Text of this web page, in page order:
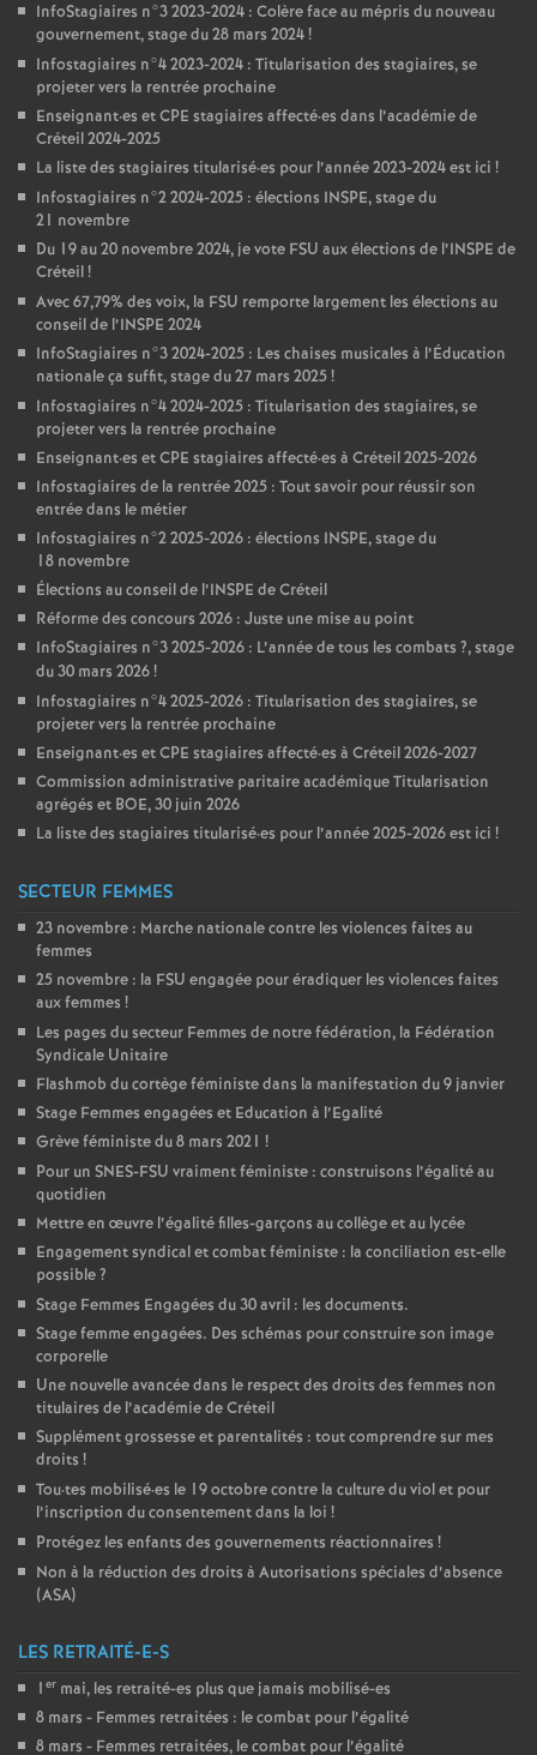
InfoStagiaires n°3 2023-2024 : Colère face au mépris du nouveau
gouvernement, stage du 28 mars 2024!
Infostagiaires n°4 2023-2024 : Titularisation des stagiaires, se
projeter vers la rentrée prochaine
Enseignant·es etCPE stagiaires affecté·es dans l’académie de
Créteil 2024-2025
La liste des stagiaires titularisé·es pour l’année 2023-2024 est ici !
Infostagiaires n°2 2024-2025 : élections INSPE, stage du
21 novembre
Du 19 au 20 novembre 2024, je vote FSU aux élections de l’INSPE de
Créteil!
Avec 67,79% des voix, la FSU remporte largement les élections au
conseil de l’INSPE 2024
InfoStagiaires n°3 2024-2025 : Les chaises musicales à l’Éducation
nationale ça suffit, stage du 27 mars 2025!
Infostagiaires n°4 2024-2025 : Titularisation des stagiaires, se
projeter vers la rentrée prochaine
Enseignant·es etCPE stagiaires affecté·es à Créteil 2025-2026
Infostagiaires de la rentrée 2025 : Tout savoir pour réussir son
entrée dans le métier
Infostagiaires n°2 2025-2026 : élections INSPE, stage du
18 novembre
Élections au conseil de l’INSPE de Créteil
Réforme des concours 2026 : Juste une mise au point
InfoStagiaires n°3 2025-2026 : L’année de tous les combats ?, stage
du 30 mars 2026!
Infostagiaires n°4 2025-2026 : Titularisation des stagiaires, se
projeter vers la rentrée prochaine
Enseignant·es etCPE stagiaires affecté·es à Créteil 2026-2027
Commission administrative paritaire académique Titularisation
agrégés et BOE, 30 juin 2026
La liste des stagiaires titularisé·es pour l’année 2025-2026 est ici !
SECTEUR FEMMES
23 novembre : Marche nationale contre les violences faites au
femmes
25 novembre : la FSU engagée pour éradiquer les violences faites
aux femmes !
Les pages du secteur Femmes de notre fédération, la Fédération
Syndicale Unitaire
Flashmob du cortège féministe dans la manifestation du 9 janvier
Stage Femmes engagées et Education à l’Egalité
Grève féministe du 8 mars 2021 !
Pour un SNES-FSU vraiment féministe : construisons l’égalité au
quotidien
Mettre en œuvre l’égalité filles-garçons au collège et au lycée
Engagement syndical et combat féministe : la conciliation est-elle
possible?
Stage Femmes Engagées du 30 avril : les documents.
Stage femme engagées. Des schémas pour construire son image
corporelle
Une nouvelle avancée dans le respect des droits des femmes non
titulaires de l’académie de Créteil
Supplément grossesse et parentalités : tout comprendre sur mes
droits !
Tou·tes mobilisé·es le 19 octobre contre la culture du viol et pour
l’inscription du consentement dans la loi !
Protégez les enfants des gouvernements réactionnaires !
Non à la réduction des droits à Autorisations spéciales d’absence
(ASA)
LES RETRAITÉ-E-S
1 er mai, les retraité-es plus que jamais mobilisé-es
8 mars - Femmes retraitées : le combat pour l’égalité
8 mars - Femmes retraitées, le combat pour l’égalité